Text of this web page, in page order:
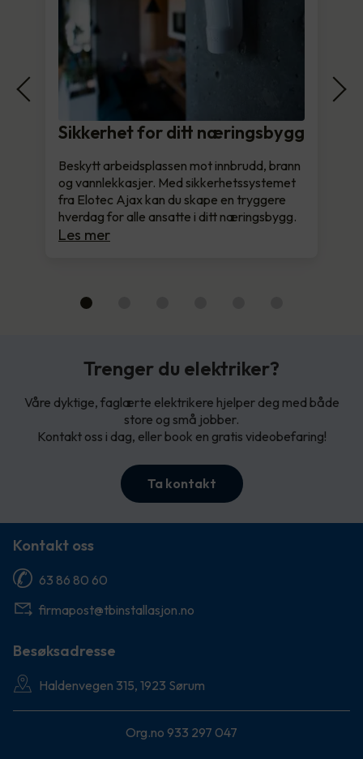
Sikkerhet for ditt næringsbygg
Beskytt arbeidsplassen mot innbrudd, brann
og vannlekkasjer. Med sikkerhetssystemet
fra Elotec Ajax kan du skape en tryggere
hverdag for alle ansatte i ditt næringsbygg.
Les mer
Trenger du elektriker?
Våre dyktige, faglærte elektrikere hjelper deg med både
store og små jobber.
Kontakt oss i dag, eller book en gratis videobefaring!
Ta kontakt
Kontakt oss
63 86 80 60
firmapost@tbinstallasjon.no
Besøksadresse
Haldenvegen 315, 1923 Sørum
Org.no 933 297 047